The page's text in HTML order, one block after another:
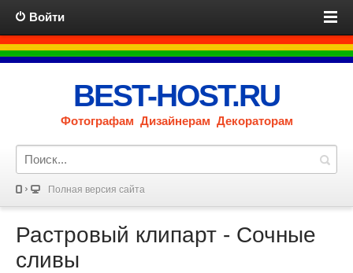
Войти
BEST-HOST.RU
Фотографам Дизайнерам Декораторам
Полная версия сайта
Растровый клипарт - Сочные
сливы